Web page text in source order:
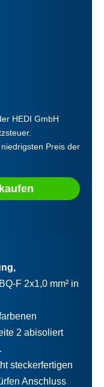
HEDI GmbH
Preis der
F 2x1,0 mm² in
2 abisoliert
steckerfertigen
Anschluss